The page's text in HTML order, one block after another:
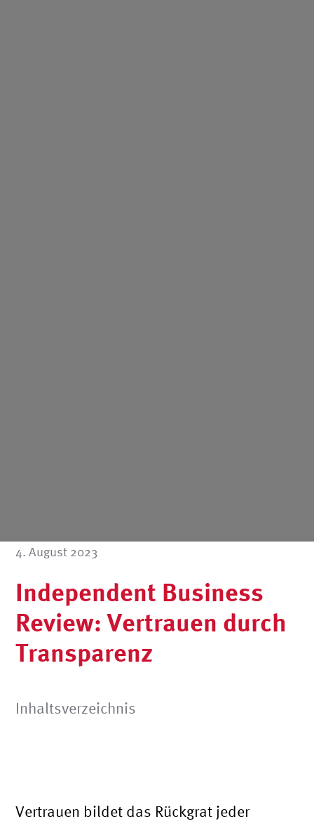
4. August 2023
Independent Business
Review: Vertrauen durch
Transparenz
Inhaltsverzeichnis
Vertrauen bildet das Rückgrat jeder